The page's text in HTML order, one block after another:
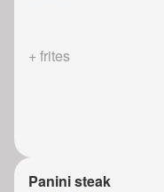
+ frites
Panini steak